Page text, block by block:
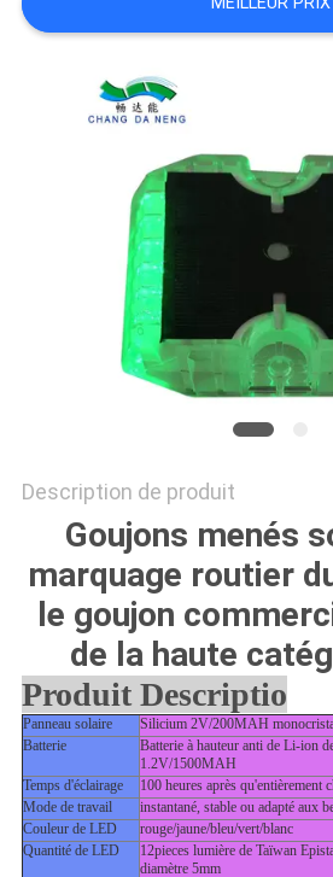
CAS
DEMANDER
POLITIQUE
DE
CONFIDENTIALITÉ
Description de produit
Goujons menés
marquage routier
le goujon
de la haute
Produit Descriptio
Panneau solaire
Silicium 2V/200MAH
Batterie
Batterie à hauteur anti de Li-ion
1.2V/1500MAH
Temps d'éclairage
100 heures après qu'entièrement
Mode de travail
instantané, stable ou adapté aux
Couleur de LED
rouge/jaune/bleu/vert/blanc
Quantité de LED
12pieces lumière de Taïwan
diamètre 5mm